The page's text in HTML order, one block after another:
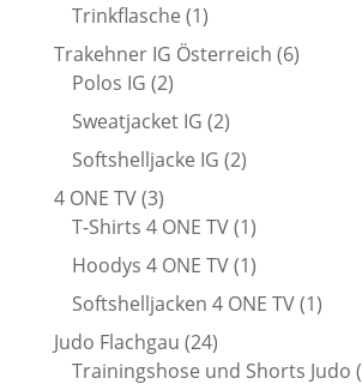
Trinkflasche 11
Produkt
Trakehner IG Österreich 66
Polos IG 22
Produkte
Sweatjacket IG 22
Produkte
Softshelljacke IG 22
4 ONE TV 33
Produkte
T-Shirts 4 ONE TV 11
Produkt
Hoodys 4 ONE TV 11
Produkt
Softshelljacken 4 ONE TV 11
Judo Flachgau 2424
Produkte
Trainingshose und Shorts Judo